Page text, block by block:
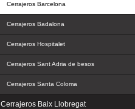
Cerrajeros Barcelona
Cerrajeros Badalona
Cerrajeros Hospitalet
Cerrajeros Sant Adria de besos
Cerrajeros Santa Coloma
Cerrajeros Baix Llobregat